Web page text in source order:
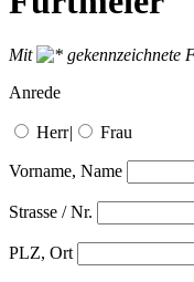
Mit
gekennzeichnete
Anrede
Herr| Frau
Vorname, Name
Strasse / Nr.
PLZ, Ort